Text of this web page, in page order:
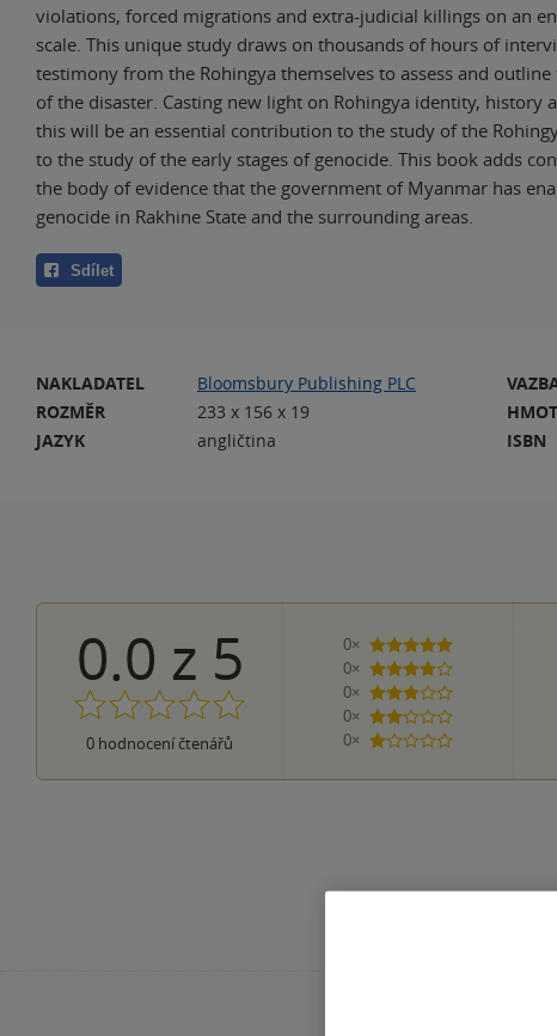
violations, forced migrations and extra-judicial killings on an
scale. This unique study draws on thousands of hours of
testimony from the Rohingya themselves to assess and outline
of the disaster. Casting new light on Rohingya identity, history
this will be an essential contribution to the study of the
to the study of the early stages of genocide. This book adds
the body of evidence that the government of Myanmar has
genocide in Rakhine State and the surrounding areas.
Sdílet
NAKLADATEL
Bloomsbury Publishing PLC
ROZMĚR
233 x 156 x 19
JAZYK
angličtina
ISBN
0.0 z 5
0 hodnocení čtenářů
0×
5 hvězdiček
0×
4 hvězdičky
0×
3 hvězdičky
0×
2 hvězdičky
0×
1 hvezdička